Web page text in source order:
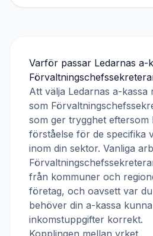
Varför passar Ledarnas a-
Att välja Ledarnas a-kassa
som
som ger trygghet eftersom
förståelse för de specifika
inom din sektor. Vanliga
från kommuner och
företag, och oavsett var
behöver din a-kassa
inkomstuppgifter korrekt.
Kopplingen mellan yrket